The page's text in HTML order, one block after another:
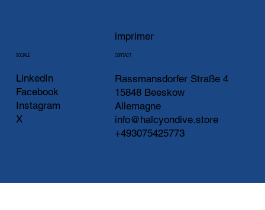
imprimer
SOCIALE
LinkedIn
Facebook
Instagram
X
CONTACT
Rassmansdorfer Straße 4
15848 Beeskow
Allemagne
info@halcyondive.store
+493075425773